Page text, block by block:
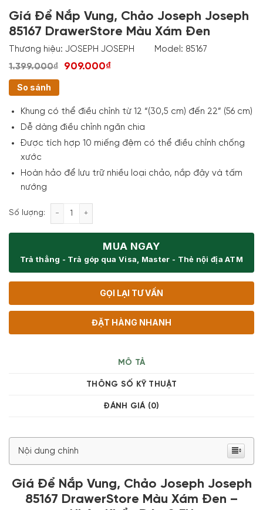
Giá Để Nắp Vung, Chảo Joseph Joseph
85167 DrawerStore Màu Xám Đen
Thương hiệu: JOSEPH JOSEPH Model: 85167
1.399.000₫ 909.000₫
So sánh
Khung có thể điều chỉnh từ 12 “(30,5 cm) đến 22” (56 cm)
Dễ dàng điều chỉnh ngăn chia
Được tích hợp 10 miếng đệm có thể điều chỉnh chống
xước
Hoàn hảo để lưu trữ nhiều loại chảo, nắp đậy và tấm
nướng
Số lượng: Giá Để Nắp Vung, Chảo Joseph Joseph 85167
MUA NGAY
Trả thẳng - Trả góp qua Visa, Master - Thẻ nội địa ATM
GỌI LẠI TƯ VẤN
ĐẶT HÀNG NHANH
MÔ TẢ
THÔNG SỐ KỸ THUẬT
ĐÁNH GIÁ (0)
Nội dung chính
Giá Để Nắp Vung, Chảo Joseph Joseph
85167 DrawerStore Màu Xám Đen –